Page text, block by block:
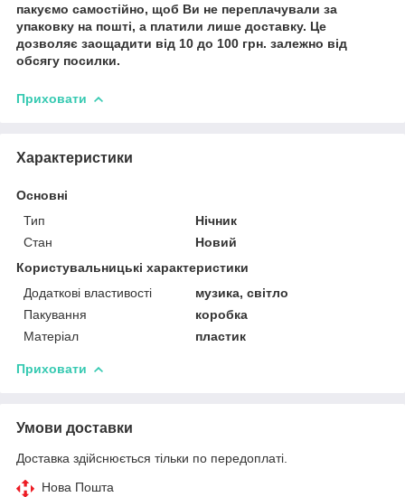
пакуємо самостійно, щоб Ви не переплачували за
упаковку на пошті, а платили лише доставку. Це
дозволяє заощадити від 10 до 100 грн. залежно від
обсягу посилки.
Приховати
Характеристики
Основні
Тип
Нічник
Стан
Новий
Користувальницькі характеристики
Додаткові властивості
музика, світло
Пакування
коробка
Матеріал
пластик
Приховати
Умови доставки
Доставка здійснюється тільки по передоплаті.
Нова Пошта